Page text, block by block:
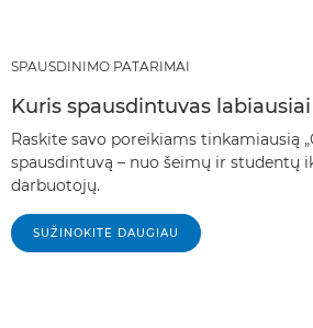
SPAUSDINIMO PATARIMAI
Kuris spausdintuvas
Raskite savo poreikiams tinkamiausią
spausdintuvą – nuo šeimų ir studentų
darbuotojų.
SUŽINOKITE DAUGIAU